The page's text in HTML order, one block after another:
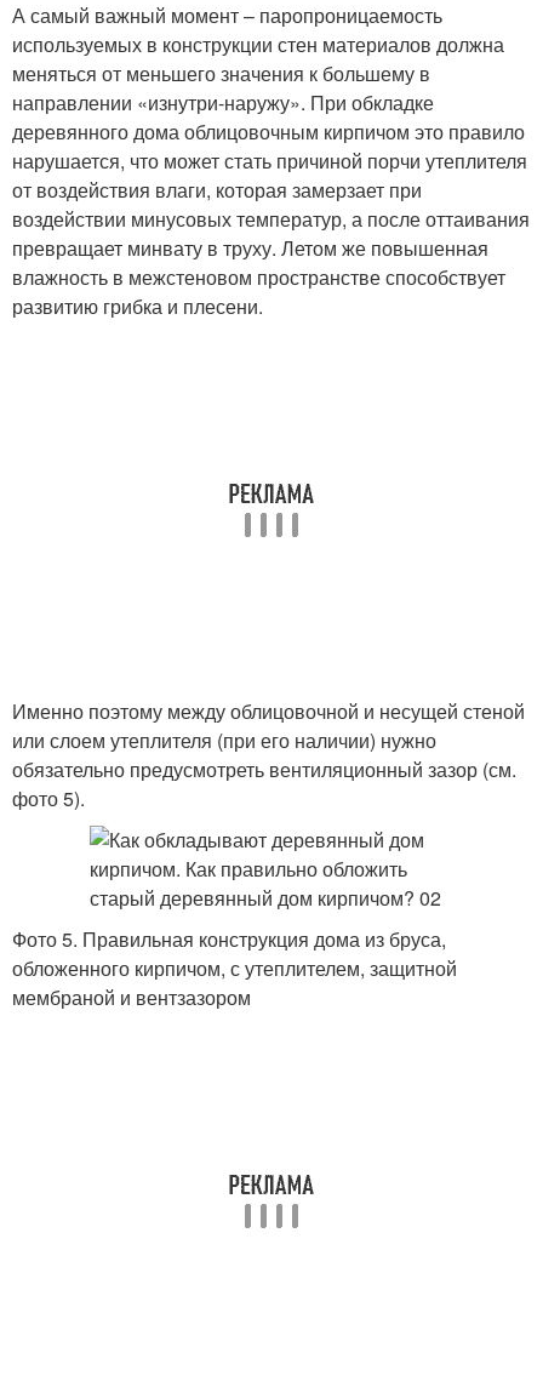
А самый важный момент – паропроницаемость
используемых в конструкции стен материалов должна
меняться от меньшего значения к большему в
направлении «изнутри-наружу». При обкладке
деревянного дома облицовочным кирпичом это правило
нарушается, что может стать причиной порчи утеплителя
от воздействия влаги, которая замерзает при
воздействии минусовых температур, а после оттаивания
превращает минвату в труху. Летом же повышенная
влажность в межстеновом пространстве способствует
развитию грибка и плесени.
Именно поэтому между облицовочной и несущей стеной
или слоем утеплителя (при его наличии) нужно
обязательно предусмотреть вентиляционный зазор (см.
фото 5).
Фото 5. Правильная конструкция дома из бруса,
обложенного кирпичом, с утеплителем, защитной
мембраной и вентзазором